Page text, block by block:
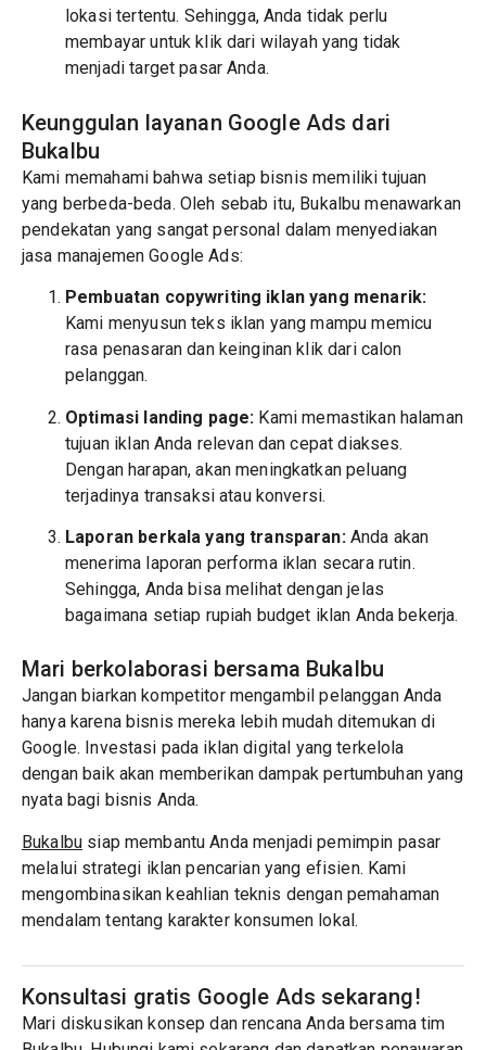
lokasi tertentu. Sehingga, Anda tidak perlu
membayar untuk klik dari wilayah yang tidak
menjadi target pasar Anda.
Keunggulan layanan Google Ads dari
Bukalbu
Kami memahami bahwa setiap bisnis memiliki tujuan
yang berbeda-beda. Oleh sebab itu, Bukalbu menawarkan
pendekatan yang sangat personal dalam menyediakan
jasa manajemen Google Ads:
Pembuatan copywriting iklan yang menarik:
Kami menyusun teks iklan yang mampu memicu
rasa penasaran dan keinginan klik dari calon
pelanggan.
Optimasi landing page: Kami memastikan halaman
tujuan iklan Anda relevan dan cepat diakses.
Dengan harapan, akan meningkatkan peluang
terjadinya transaksi atau konversi.
Laporan berkala yang transparan:Anda akan
menerima laporan performa iklan secara rutin.
Sehingga, Anda bisa melihat dengan jelas
bagaimana setiap rupiah budget iklan Anda bekerja.
Mari berkolaborasi bersama Bukalbu
Jangan biarkan kompetitor mengambil pelanggan Anda
hanya karena bisnis mereka lebih mudah ditemukan di
Google. Investasi pada iklan digital yang terkelola
dengan baik akan memberikan dampak pertumbuhan yang
nyata bagi bisnis Anda.
Bukalbu siap membantu Anda menjadi pemimpin pasar
melalui strategi iklan pencarian yang efisien. Kami
mengombinasikan keahlian teknis dengan pemahaman
mendalam tentang karakter konsumen lokal.
Konsultasi gratis Google Ads sekarang!
Mari diskusikan konsep dan rencana Anda bersama tim